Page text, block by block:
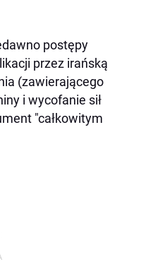
postępy
przez irańską
(zawierającego
i wycofanie sił
"całkowitym